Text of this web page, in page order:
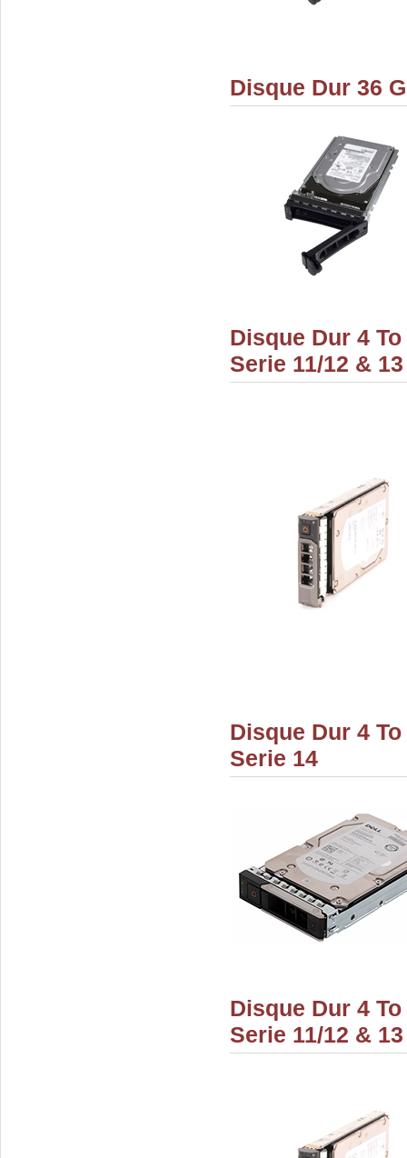
Disque Dur 36
Disque Dur 4
Serie 11/12 & 13
Disque Dur 4
Serie 14
Disque Dur 4
Serie 11/12 & 13